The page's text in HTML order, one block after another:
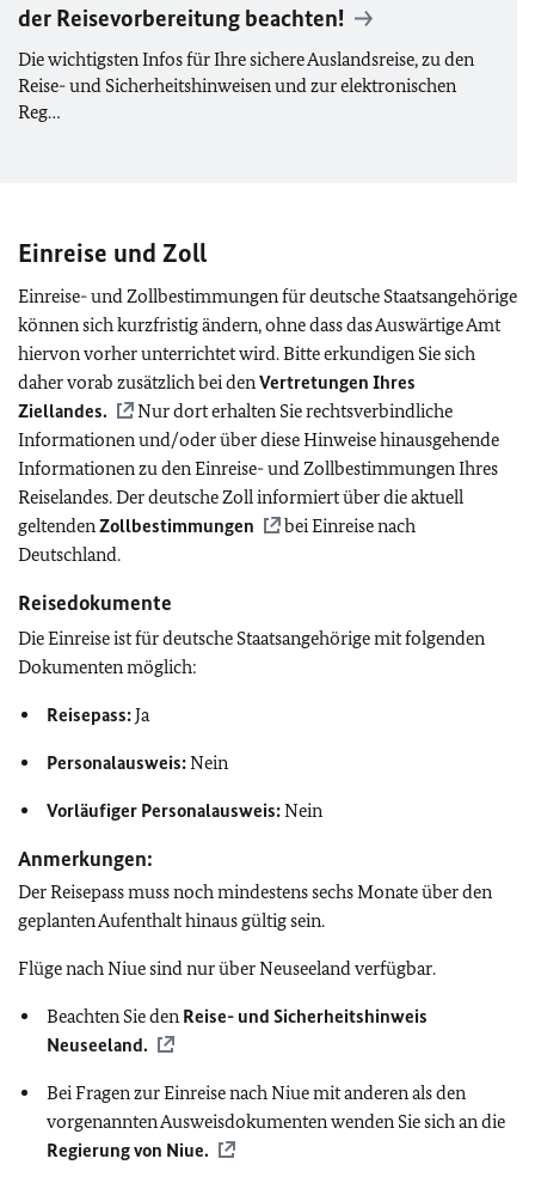
der Reisevorbereitung beachten!
Die wichtigsten Infos für Ihre sichere Auslandsreise, zu den
Reise- und Sicherheitshinweisen und zur elektronischen
Reg…
Einreise und Zoll
Einreise- und Zollbestimmungen für deutsche Staatsangehörige
können sich kurzfristig ändern, ohne dass das Auswärtige Amt
hiervon vorher unterrichtet wird. Bitte erkundigen Sie sich
daher vorab zusätzlich bei denVertretungen Ihres
Ziellandes.
Nur dort erhalten Sie rechtsverbindliche
Informationen und/oder über diese Hinweise hinausgehende
Informationen zu den Einreise- und Zollbestimmungen Ihres
Reiselandes. Der deutsche Zoll informiert über die aktuell
geltendenZollbestimmungen
bei Einreise nach
Deutschland.
Reisedokumente
Die Einreise ist für deutsche Staatsangehörige mit folgenden
Dokumenten möglich:
Reisepass:Ja
Personalausweis:Nein
Vorläufiger Personalausweis:Nein
Anmerkungen:
Der Reisepass muss noch mindestens sechs Monate über den
geplanten Aufenthalt hinaus gültig sein.
Flüge nach Niue sind nur über Neuseeland verfügbar.
Beachten Sie den Reise- und Sicherheitshinweis
Neuseeland.
Bei Fragen zur Einreise nach Niue mit anderen als den
vorgenannten Ausweisdokumenten wenden Sie sich an die
Regierung von Niue.